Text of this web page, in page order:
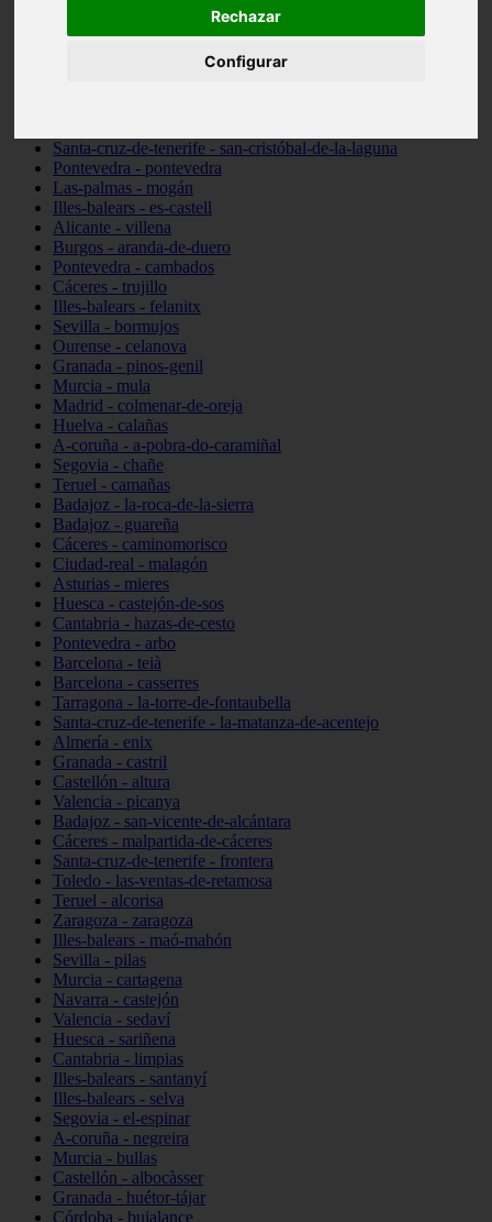
Rechazar
Configurar
Illes-balears - sant-antoni-de-portmany
Santa-cruz-de-tenerife - san-cristóbal-de-la-laguna
Pontevedra - pontevedra
Las-palmas - mogán
Illes-balears - es-castell
Alicante - villena
Burgos - aranda-de-duero
Pontevedra - cambados
Cáceres - trujillo
Illes-balears - felanitx
Sevilla - bormujos
Ourense - celanova
Granada - pinos-genil
Murcia - mula
Madrid - colmenar-de-oreja
Huelva - calañas
A-coruña - a-pobra-do-caramiñal
Segovia - chañe
Teruel - camañas
Badajoz - la-roca-de-la-sierra
Badajoz - guareña
Cáceres - caminomorisco
Ciudad-real - malagón
Asturias - mieres
Huesca - castejón-de-sos
Cantabria - hazas-de-cesto
Pontevedra - arbo
Barcelona - teià
Barcelona - casserres
Tarragona - la-torre-de-fontaubella
Santa-cruz-de-tenerife - la-matanza-de-acentejo
Almería - enix
Granada - castril
Castellón - altura
Valencia - picanya
Badajoz - san-vicente-de-alcántara
Cáceres - malpartida-de-cáceres
Santa-cruz-de-tenerife - frontera
Toledo - las-ventas-de-retamosa
Teruel - alcorisa
Zaragoza - zaragoza
Illes-balears - maó-mahón
Sevilla - pilas
Murcia - cartagena
Navarra - castejón
Valencia - sedaví
Huesca - sariñena
Cantabria - limpias
Illes-balears - santanyí
Illes-balears - selva
Segovia - el-espinar
A-coruña - negreira
Murcia - bullas
Castellón - albocàsser
Granada - huétor-tájar
Córdoba - bujalance